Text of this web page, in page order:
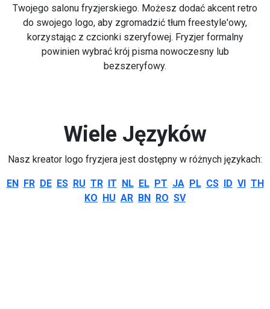
Twojego salonu fryzjerskiego. Możesz dodać akcent retro
do swojego logo, aby zgromadzić tłum freestyle'owy,
korzystając z czcionki szeryfowej. Fryzjer formalny
powinien wybrać krój pisma nowoczesny lub
bezszeryfowy.
Wiele Języków
Nasz kreator logo fryzjera jest dostępny w różnych językach:
EN FR DE ES RU TR IT NL EL PT JA PL CS ID VI TH
KO HU AR BN RO SV